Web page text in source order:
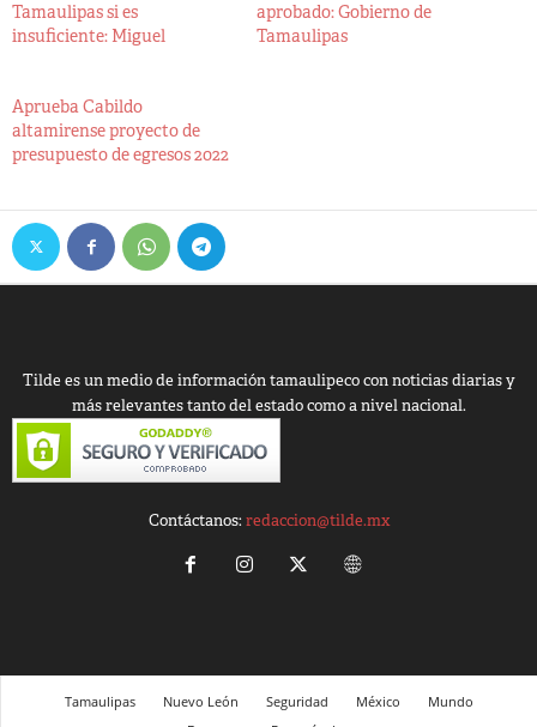
Tamaulipas si es
insuficiente: Miguel
aprobado: Gobierno de
Tamaulipas
Aprueba Cabildo
altamirense proyecto de
presupuesto de egresos 2022
Tilde es un medio de información tamaulipeco con noticias diarias y
más relevantes tanto del estado como a nivel nacional.
Contáctanos:redaccion@tilde.mx
Tamaulipas Nuevo León Seguridad México
Mundo